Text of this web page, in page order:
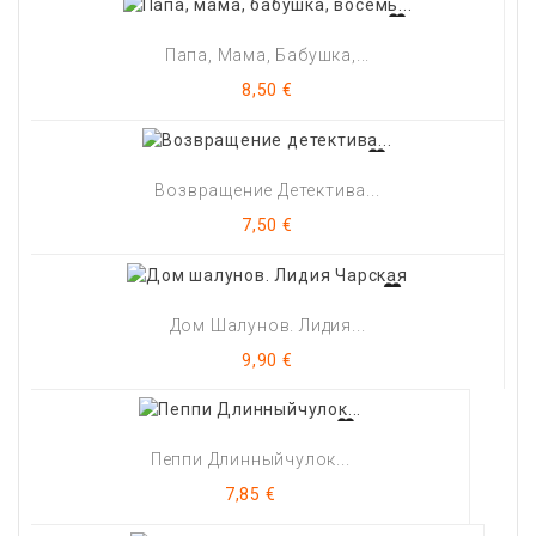
Папа, Мама, Бабушка,...
Цена
8,50 €
Возвращение Детектива...
Цена
7,50 €
Дом Шалунов. Лидия...
Цена
9,90 €
Пеппи Длинныйчулок...
Цена
7,85 €